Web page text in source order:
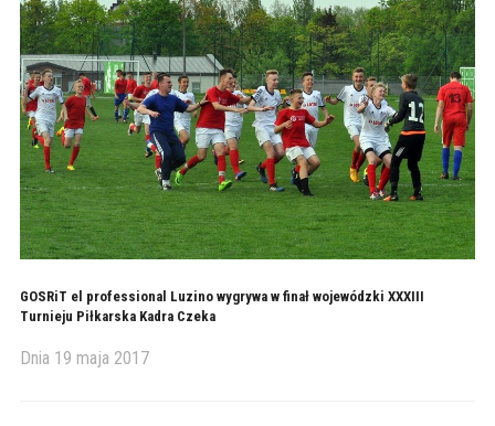
GOSRiT el professional Luzino wygrywa w finał wojewódzki XXXIII
Turnieju Piłkarska Kadra Czeka
Dnia 19 maja 2017